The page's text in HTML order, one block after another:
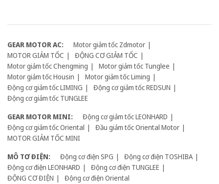
GEAR MOTOR AC:
Motor giảm tốc Zdmotor
MOTOR GIẢM TỐC
ĐỘNG CƠ GIẢM TỐC
Motor giảm tốc Chengming
Motor giảm tốc Tunglee
Motor giảm tốc Housin
Motor giảm tốc Liming
Động cơ giảm tốc LIMING
Động cơ giảm tốc REDSUN
Động cơ giảm tốc TUNGLEE
GEAR MOTOR MINI:
Động cơ giảm tốc LEONHARD
Động cơ giảm tốc Oriental
Đầu giảm tốc Oriental Motor
MOTOR GIẢM TỐC MINI
MÔ TƠ ĐIỆN:
Động cơ điện SPG
Động cơ điện TOSHIBA
Động cơ điện LEONHARD
Động cơ điện TUNGLEE
ĐỘNG CƠ ĐIỆN
Động cơ điện Oriental